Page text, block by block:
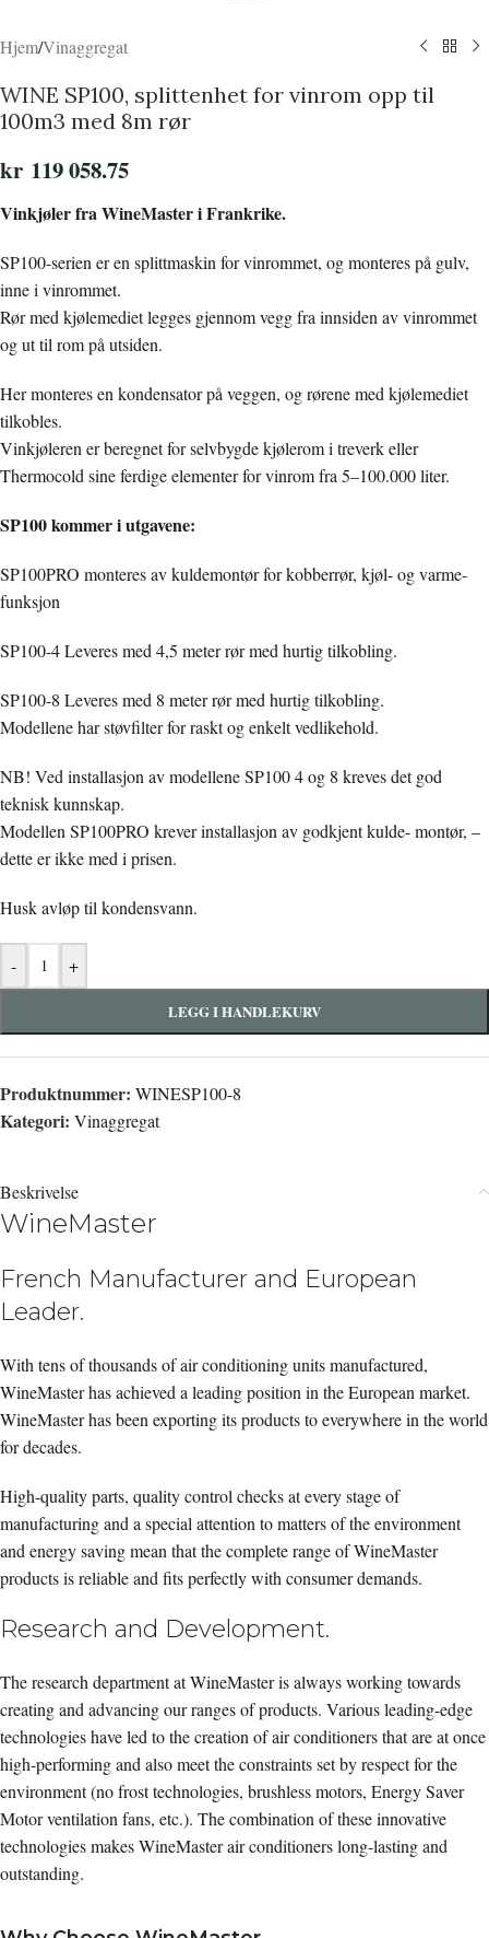
Hjem/Vinaggregat
WINE SP100, splittenhet for vinrom opp til
100m3 med 8m rør
kr 119 058.75
Vinkjøler fra WineMaster i Frankrike.
SP100-serien er en splittmaskin for vinrommet, og monteres på gulv,
inne i vinrommet.
Rør med kjølemediet legges gjennom vegg fra innsiden av vinrommet
og ut til rom på utsiden.
Her monteres en kondensator på veggen, og rørene med kjølemediet
tilkobles.
Vinkjøleren er beregnet for selvbygde kjølerom i treverk eller
Thermocold sine ferdige elementer for vinrom fra 5–100.000 liter.
SP100 kommer i utgavene:
SP100PRO monteres av kuldemontør for kobberrør, kjøl- og varme-
funksjon
SP100-4 Leveres med 4,5 meter rør med hurtig tilkobling.
SP100-8 Leveres med 8 meter rør med hurtig tilkobling.
Modellene har støvfilter for raskt og enkelt vedlikehold.
NB! Ved installasjon av modellene SP100 4 og 8 kreves det god
teknisk kunnskap.
Modellen SP100PRO krever installasjon av godkjent kulde- montør, –
dette er ikke med i prisen.
Husk avløp til kondensvann.
- +
LEGG I HANDLEKURV
Produktnummer: WINESP100-8
Kategori: Vinaggregat
Beskrivelse
WineMaster
French Manufacturer and European
Leader.
With tens of thousands of air conditioning units manufactured,
WineMaster has achieved a leading position in the European market.
WineMaster has been exporting its products to everywhere in the world
for decades.
High-quality parts, quality control checks at every stage of
manufacturing and a special attention to matters of the environment
and energy saving mean that the complete range of WineMaster
products is reliable and fits perfectly with consumer demands.
Research and Development.
The research department at WineMaster is always working towards
creating and advancing our ranges of products. Various leading-edge
technologies have led to the creation of air conditioners that are at once
high-performing and also meet the constraints set by respect for the
environment (no frost technologies, brushless motors, Energy Saver
Motor ventilation fans, etc.). The combination of these innovative
technologies makes WineMaster air conditioners long-lasting and
outstanding.